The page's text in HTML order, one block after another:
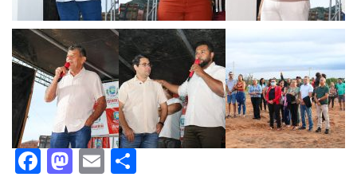
Facebook
Mastodon
Email